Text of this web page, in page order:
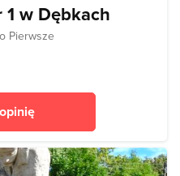
w Dębkach
Pierwsze